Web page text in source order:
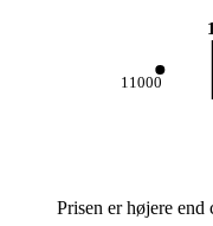
11000
Prisen er højere end